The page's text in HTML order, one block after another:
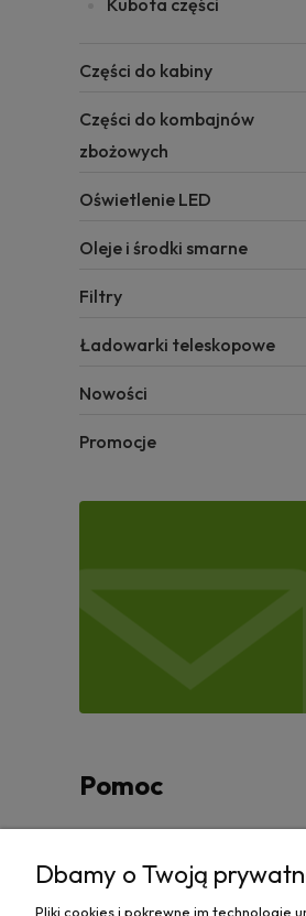
Kubota części
Części do kabiny
Części do kombajnów
zbożowych
Oświetlenie LED
Oleje i środki smarne
Filtry
Ładowarki teleskopowe
Nowości
Promocje
Pomoc
Regulamin
Dbamy o Twoją
Pliki cookies i pokrewne im technologie